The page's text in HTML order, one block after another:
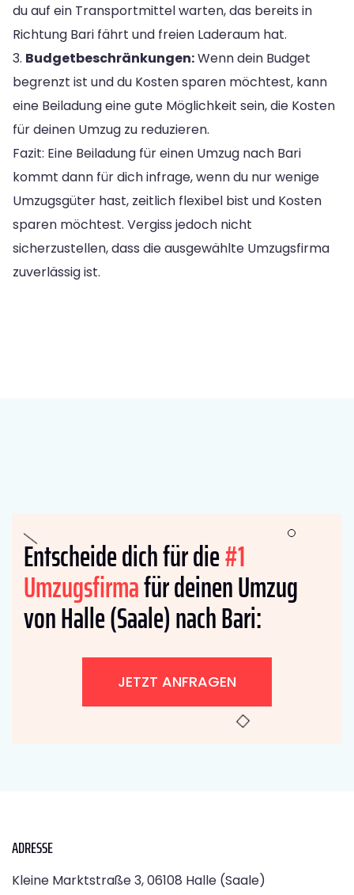
du auf ein Transportmittel warten, das bereits in
Richtung Bari fährt und freien Laderaum hat.
3. Budgetbeschränkungen:Wenn dein Budget
begrenzt ist und du Kosten sparen möchtest, kann
eine Beiladung eine gute Möglichkeit sein, die Kosten
für deinen Umzug zu reduzieren.
Fazit: Eine Beiladung für einen Umzug nach Bari
kommt dann für dich infrage, wenn du nur wenige
Umzugsgüter hast, zeitlich flexibel bist und Kosten
sparen möchtest. Vergiss jedoch nicht
sicherzustellen, dass die ausgewählte Umzugsfirma
zuverlässig ist.
Entscheide dich für die#1
Umzugsfirmafür deinen Umzug
von Halle (Saale) nach Bari:
JETZT ANFRAGEN
ADRESSE
Kleine Marktstraße 3, 06108 Halle (Saale)